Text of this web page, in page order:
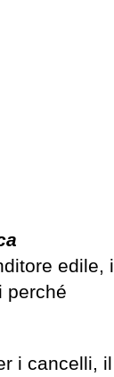
edile, il
perché
i cancelli, il